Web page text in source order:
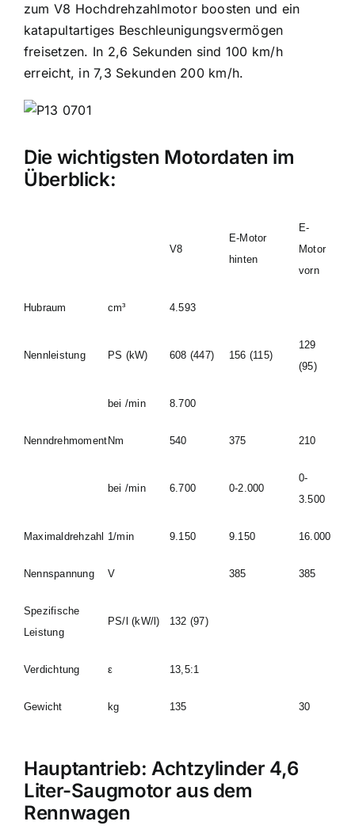
zum V8 Hochdrehzahlmotor boosten und ein
katapultartiges Beschleunigungsvermögen
freisetzen. In 2,6 Sekunden sind 100 km/h
erreicht, in 7,3 Sekunden 200 km/h.
Die wichtigsten Motordaten im
Überblick:
V8
E-Motor
hinten
E-
Motor
vorn
Hubraum cm³ 4.593
Nennleistung PS (kW) 608 (447) 156 (115)
129
(95)
bei /min 8.700
Nenndrehmoment Nm 540 375 210
bei /min 6.700 0-2.000
0-
3.500
Maximaldrehzahl 1/min 9.150 9.150 16.000
Nennspannung V 385 385
Spezifische
Leistung
PS/l (kW/l) 132 (97)
Verdichtung ε 13,5:1
Gewicht kg 135 30
Hauptantrieb: Achtzylinder 4,6
Liter-Saugmotor aus dem
Rennwagen